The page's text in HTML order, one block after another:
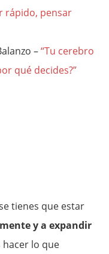
rápido, pensar
–“Tu cerebro
qué decides?”
tienes que estar
y a expandir
hacer lo que